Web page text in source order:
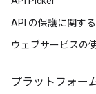
API の保護に関す
ウェブサービスの
プラットフォー